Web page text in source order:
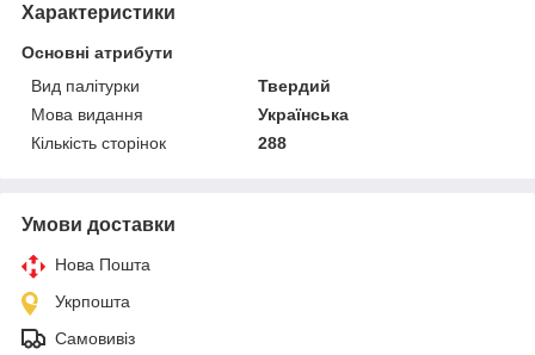
Характеристики
Основні атрибути
Вид палітурки
Твердий
Мова видання
Українська
Кількість сторінок
288
Умови доставки
Нова Пошта
Укрпошта
Самовивіз